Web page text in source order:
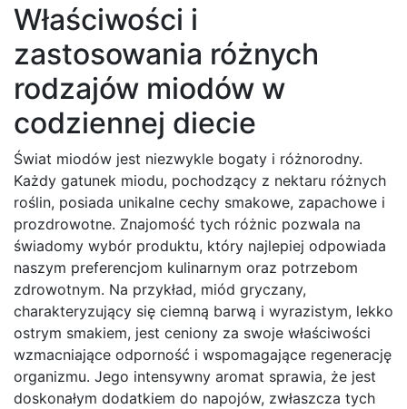
Właściwości i
zastosowania różnych
rodzajów miodów w
codziennej diecie
Świat miodów jest niezwykle bogaty i różnorodny.
Każdy gatunek miodu, pochodzący z nektaru różnych
roślin, posiada unikalne cechy smakowe, zapachowe i
prozdrowotne. Znajomość tych różnic pozwala na
świadomy wybór produktu, który najlepiej odpowiada
naszym preferencjom kulinarnym oraz potrzebom
zdrowotnym. Na przykład, miód gryczany,
charakteryzujący się ciemną barwą i wyrazistym, lekko
ostrym smakiem, jest ceniony za swoje właściwości
wzmacniające odporność i wspomagające regenerację
organizmu. Jego intensywny aromat sprawia, że jest
doskonałym dodatkiem do napojów, zwłaszcza tych